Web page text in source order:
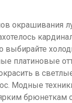
окрашивания
выбирайте
платиновые
в
Модные
брюнеткам